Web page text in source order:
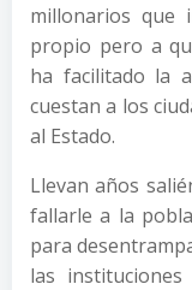
millonarios que
propio pero a
ha facilitado la
cuestan a los
al Estado.
Llevan años
fallarle a la
para
las